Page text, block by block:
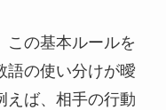
この基本ルールを
語の使い分けが曖
えば、相手の行動